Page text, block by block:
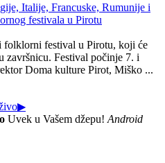
Italije, Francuske, Rumunije i
festivala u Pirotu
folklorni festival u Pirotu, koji će
završnicu. Festival počinje 7. i
Doma kulture Pirot, Miško ...
▶
Uvek u Vašem džepu! Android